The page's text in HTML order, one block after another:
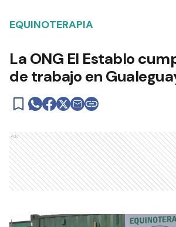
EQUINOTERAPIA
La ONG El Establo
de trabajo en
Ads